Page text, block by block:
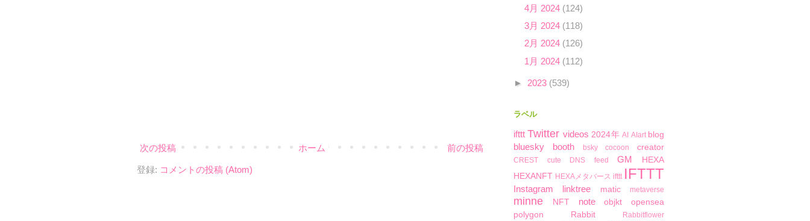
次の投稿 前の投稿
ホーム
登録: コメントの投稿 (Atom)
4月 2024 (124)
3月 2024 (118)
2月 2024 (126)
1月 2024 (112)
► 2023 (539)
ラベル
ifttt Twitter videos 2024年 AI AIart blog
bluesky booth bsky cocoon creator
CREST cute DNS feed GM
HEXA
HEXANFT HEXAメタバース ifttt IFTTT
Instagram linktree matic metaverse
minne NFT note objkt
opensea
polygon
Rabbit Rabbitflower